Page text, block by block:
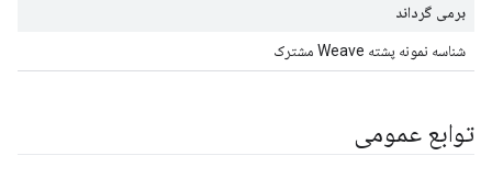
برمی گرداند
شناسه نمونه پشته Weave مشترک
توابع عمومی